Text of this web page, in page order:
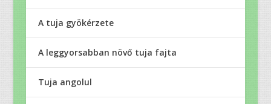
A tuja gyökérzete
A leggyorsabban növő tuja fajta
Tuja angolul